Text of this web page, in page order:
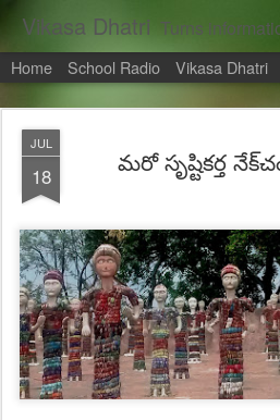
Vikasa Dhatri Turns information into
Home School Radio Vikasa Dhatri
JUL
18 మ‌రో సృష్టిక‌ర్త